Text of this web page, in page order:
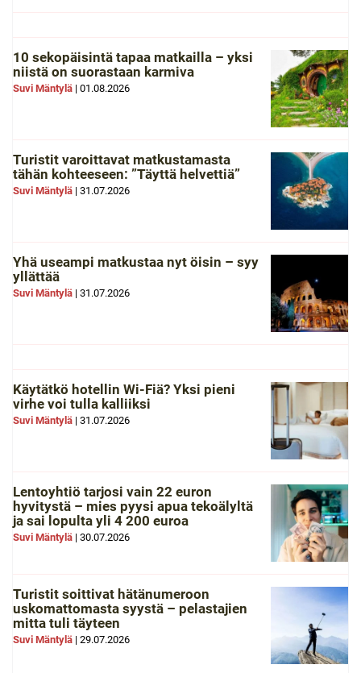
10 sekopäisintä tapaa matkailla – yksi
niistä on suorastaan karmiva
Suvi Mäntylä | 01.08.2026
Turistit varoittavat matkustamasta
tähän kohteeseen: ”Täyttä helvettiä”
Suvi Mäntylä | 31.07.2026
Yhä useampi matkustaa nyt öisin – syy
yllättää
Suvi Mäntylä | 31.07.2026
Käytätkö hotellin Wi-Fiä? Yksi pieni
virhe voi tulla kalliiksi
Suvi Mäntylä | 31.07.2026
Lentoyhtiö tarjosi vain 22 euron
hyvitystä – mies pyysi apua tekoälyltä
ja sai lopulta yli 4 200 euroa
Suvi Mäntylä | 30.07.2026
Turistit soittivat hätänumeroon
uskomattomasta syystä – pelastajien
mitta tuli täyteen
Suvi Mäntylä | 29.07.2026